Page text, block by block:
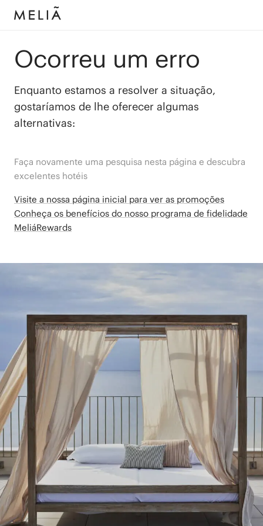
Ocorreu um erro
Enquanto estamos a resolver a situação,
gostaríamos de lhe oferecer algumas
alternativas:
Faça novamente uma pesquisa nesta página e descubra
excelentes hotéis
Visite a nossa página inicial para ver as promoções
Conheça os benefícios do nosso programa de fidelidade
MeliáRewards